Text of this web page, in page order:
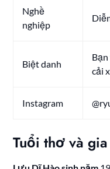
Nghề
nghiệp
Biệt danh
cải
Instagram
Tuổi thơ và